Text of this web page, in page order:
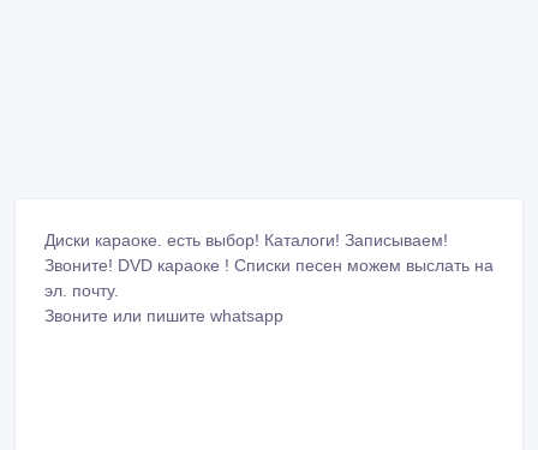
Диски караоке. есть выбор! Каталоги! Записываем!
Звоните! DVD караоке ! Списки песен можем выслать на
эл. почту.
Звоните или пишите whatsapp